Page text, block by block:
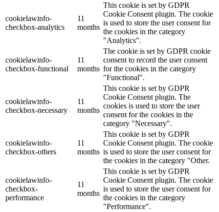
cookielawinfo-
checkbox-analytics
11
months
This cookie is set by GDPR
Cookie Consent plugin. The cookie
is used to store the user consent for
the cookies in the category
"Analytics".
cookielawinfo-
checkbox-functional
11
months
The cookie is set by GDPR cookie
consent to record the user consent
for the cookies in the category
"Functional".
cookielawinfo-
checkbox-necessary
11
months
This cookie is set by GDPR
Cookie Consent plugin. The
cookies is used to store the user
consent for the cookies in the
category "Necessary".
cookielawinfo-
checkbox-others
11
months
This cookie is set by GDPR
Cookie Consent plugin. The cookie
is used to store the user consent for
the cookies in the category "Other.
cookielawinfo-
checkbox-
performance
11
months
This cookie is set by GDPR
Cookie Consent plugin. The cookie
is used to store the user consent for
the cookies in the category
"Performance".